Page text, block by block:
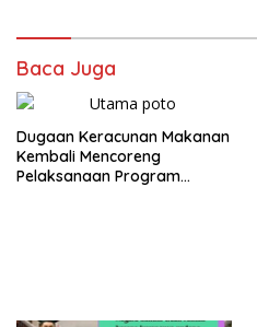
Baca Juga
Dugaan Keracunan Makanan
Kembali Mencoreng
Pelaksanaan Program